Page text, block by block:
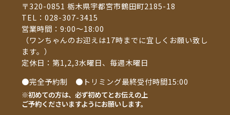
〒320-0851 栃木県宇都宮市鶴田町2185-18
TEL：028-307-3415
営業時間：9:00～18:00
（ワンちゃんのお迎えは17時までに宜しくお願い致し
ます。）
定休日：第1,2,3水曜日、毎週木曜日
●完全予約制 ●トリミング最終受付時間15:00
※初めての方は、必ず初めてとお伝えの上
ご予約くださいますようにお願いします。